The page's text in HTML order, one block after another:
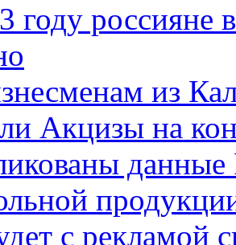
году россияне
из
Акцизы на
данные
с рекламой